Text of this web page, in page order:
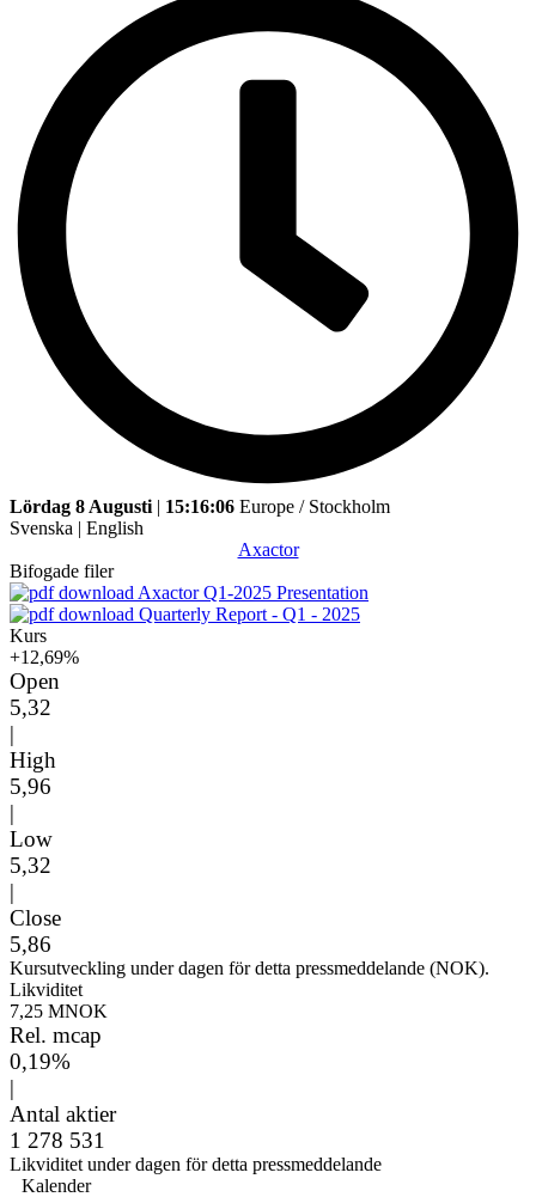
Lördag 8 Augusti | 15:16:06 Europe / Stockholm
Svenska | English
Axactor
Bifogade filer
Axactor Q1-2025 Presentation
Quarterly Report - Q1 - 2025
Kurs
+12,69%
Open
5,32
|
High
5,96
|
Low
5,32
|
Close
5,86
Kursutveckling under dagen för detta pressmeddelande (NOK).
Likviditet
7,25 MNOK
Rel. mcap
0,19%
|
Antal aktier
1 278 531
Likviditet under dagen för detta pressmeddelande
Kalender